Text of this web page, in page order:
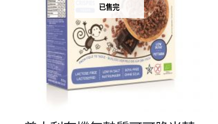
已售完